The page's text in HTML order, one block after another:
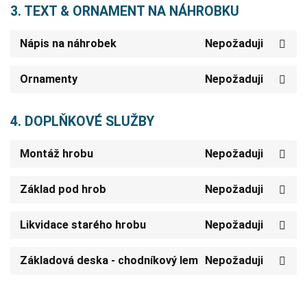
3. TEXT & ORNAMENT NA NÁHROBKU
Nápis na náhrobek Nepožaduji
Ornamenty Nepožaduji
4. DOPLŇKOVÉ SLUŽBY
Montáž hrobu Nepožaduji
Základ pod hrob Nepožaduji
Likvidace starého hrobu Nepožaduji
Základová deska - chodníkový lem Nepožaduji